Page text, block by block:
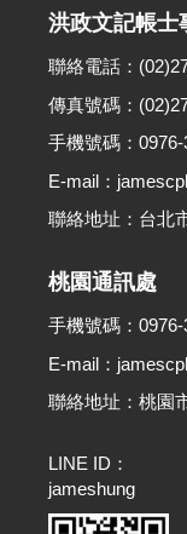
洪政文記帳士
聯絡電話：
傳真號碼：
手機號碼：0976-
E-mail：
聯絡地址：台北
桃園通訊處
手機號碼：0976-
E-mail：
聯絡地址：桃園
LINE ID：
jameshung